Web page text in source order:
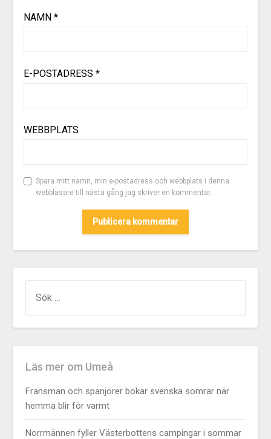
NAMN *
E-POSTADRESS *
WEBBPLATS
Spara mitt namn, min e-postadress och webbplats i denna
webbläsare till nästa gång jag skriver en kommentar.
ALTERNATIVE:
Läs mer om Umeå
Fransmän och spanjorer bokar svenska somrar när
hemma blir för varmt
Norrmännen fyller Västerbottens campingar i sommar